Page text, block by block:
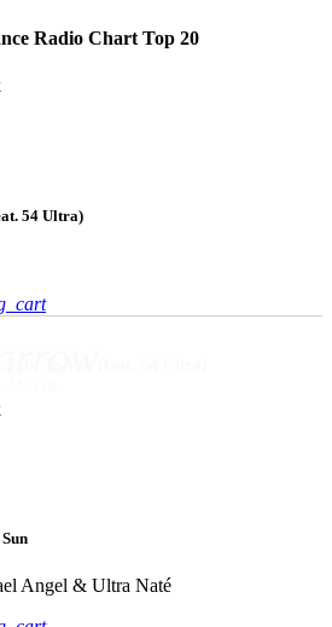
Radio Chart Top 20
54 Ultra)
Angel & Ultra Naté